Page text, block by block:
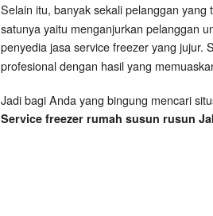
Selain itu, banyak sekali pelanggan yang
satunya yaitu menganjurkan pelanggan
penyedia jasa service freezer yang jujur.
profesional dengan hasil yang
Jadi bagi Anda yang bingung mencari
Service freezer rumah susun rusun